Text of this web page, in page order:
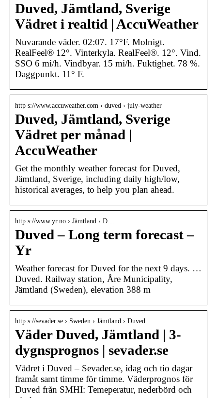
Duved, Jämtland, Sverige
Vädret i realtid | AccuWeather
Nuvarande väder. 02:07. 17°F. Molnigt.
RealFeel® 12°. Vinterkyla. RealFeel®. 12°. Vind.
SSO 6 mi/h. Vindbyar. 15 mi/h. Fuktighet. 78 %.
Daggpunkt. 11° F.
http s://www.accuweather.com › duved › july-weather
Duved, Jämtland, Sverige
Vädret per månad |
AccuWeather
Get the monthly weather forecast for Duved,
Jämtland, Sverige, including daily high/low,
historical averages, to help you plan ahead.
http s://www.yr.no › Jämtland › D…
Duved – Long term forecast –
Yr
Weather forecast for Duved for the next 9 days. …
Duved. Railway station, Åre Municipality,
Jämtland (Sweden), elevation 388 m
http s://sevader.se › Sweden › Jämtland › Duved
Väder Duved, Jämtland | 3-
dygnsprognos | sevader.se
Vädret i Duved – Sevader.se, idag och tio dagar
framåt samt timme för timme. Väderprognos för
Duved från SMHI: Temeperatur, nederbörd och